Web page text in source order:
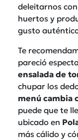
deleitarnos
huertos y
gusto
Te
pareció
ensalada de
chupar los
menú cambia
puede que te
ubicado en
más cálido y